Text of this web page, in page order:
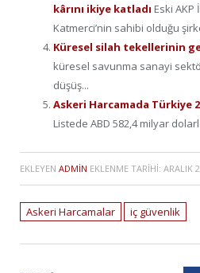
kârını ikiye katladı Eski
Katmerci’nin sahibi olduğu
Küresel silah tekellerinin
küresel savunma sanayi
düşüş...
Askeri Harcamada Türkiye
Listede ABD 582,4 milyar
EKLEYEN ADMIN EKLENME TARIHI: ARALIK
Askeri Harcamalar iç güvenlik